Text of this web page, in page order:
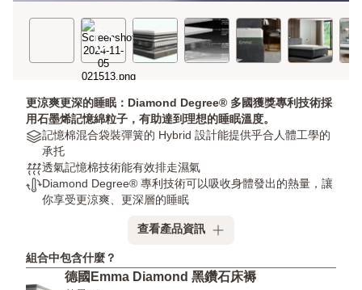
更涼爽更深的睡眠：Diamond Degree® 多國獲獎專利技術採
用石墨烯記憶綿粒子，有助達到理想的睡眠溫度。
Materials:
憶
棉
彈
簧
記憶棉混合袋裝彈簧的 Hybrid 設計能提供乎合人體工學的
承托
透
氣
憶
棉
透氣記憶棉技術能有效排走濕氣
溫
Degree®
專
Diamond Degree® 專利技術可以吸收身體發出的熱量，讓
你享受更涼爽、更深層的睡眠
查看產品資訊
組合中包含什麼？
德國Emma Diamond 黑鑽石床褥